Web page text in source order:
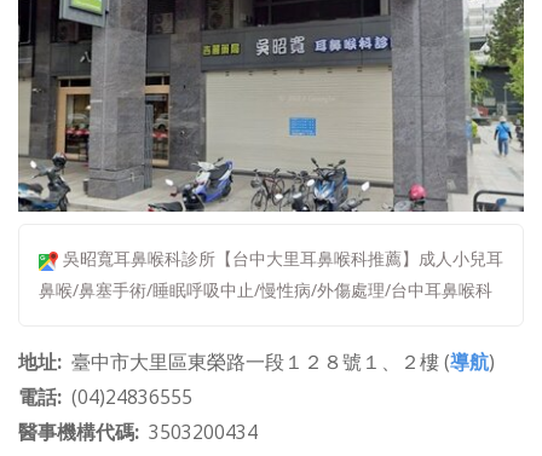
吳昭寬耳鼻喉科診所【台中大里耳鼻喉科推薦】成人小兒耳
鼻喉/鼻塞手術/睡眠呼吸中止/慢性病/外傷處理/台中耳鼻喉科
地址 臺中市大里區東榮路一段１２８號１、２樓 (導航)
電話 (04)24836555
醫事機構代碼 3503200434